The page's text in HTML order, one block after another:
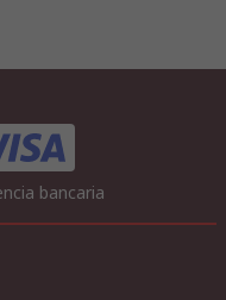
bancaria